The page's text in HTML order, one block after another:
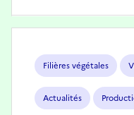
Filières végétales
Actualités